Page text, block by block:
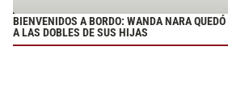
BIENVENIDOS A BORDO: WANDA NARA
A LAS DOBLES DE SUS HIJAS